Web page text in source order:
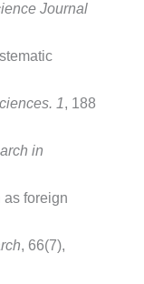
Journal
1, 188
in
as foreign
, 66(7),